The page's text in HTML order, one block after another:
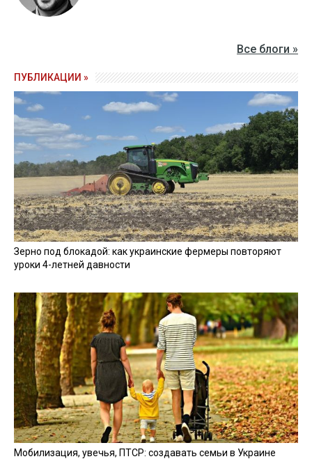
Все блоги »
ПУБЛИКАЦИИ »
Зерно под блокадой: как украинские фермеры повторяют
уроки 4-летней давности
Мобилизация, увечья, ПТСР: создавать семьи в Украине